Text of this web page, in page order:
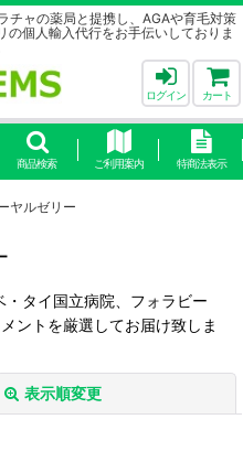
チャの薬局と提携し、AGAや育毛対策
個人輸入代行をお手伝いしておりま
ログイン カート
商品検索 ご利用案内 特商法表示
ヤルゼリー
タイ国立病院、フォラビー
ントを厳選してお届け致しま
表示順変更